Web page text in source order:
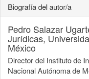
Biografía del autor/a
Pedro Salazar
Jurídicas,
México
Director del Instituto de
Nacional Autónoma de